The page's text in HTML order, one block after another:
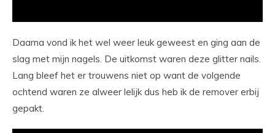
Daarna vond ik het wel weer leuk geweest en ging aan de
slag met mijn nagels. De uitkomst waren deze glitter nails.
Lang bleef het er trouwens niet op want de volgende
ochtend waren ze alweer lelijk dus heb ik de remover erbij
gepakt.